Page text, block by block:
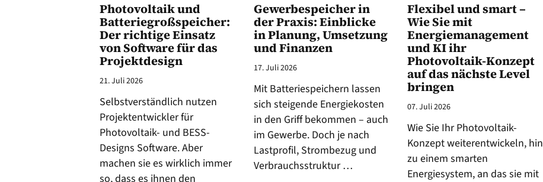
Photovoltaik und
Batteriegroßspeicher:
Der richtige Einsatz
von Software für das
Projektdesign
21. Juli 2026
Selbstverständlich nutzen
Projektentwickler für
Photovoltaik- und BESS-
Designs Software. Aber
machen sie es wirklich immer
so, dass es ihnen den
Gewerbespeicher in
der Praxis: Einblicke
in Planung, Umsetzung
und Finanzen
17. Juli 2026
Mit Batteriespeichern lassen
sich steigende Energiekosten
in den Griff bekommen – auch
im Gewerbe. Doch je nach
Lastprofil, Strombezug und
Verbrauchsstruktur …
Flexibel und smart –
Wie Sie mit
Energiemanagement
und KI ihr
Photovoltaik-Konzept
auf das nächste Level
bringen
07. Juli 2026
Wie Sie Ihr Photovoltaik-
Konzept weiterentwickeln, hin
zu einem smarten
Energiesystem, an das sie mit